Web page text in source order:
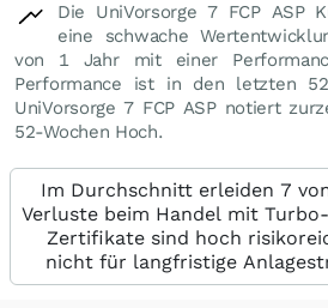
Die UniVorsorge 7 FCP ASP
eine schwache
von 1 Jahr mit einer
Performance ist in den letzten
UniVorsorge 7 FCP ASP notiert
52-Wochen Hoch.
Im Durchschnitt erleiden 7
Verluste beim Handel mit
Zertifikate sind hoch
nicht für langfristige